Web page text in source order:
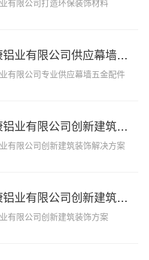
有限公司打造环保装饰材料
嘉兴吉康铝业有限公司供应幕墙五金配件
有限公司专业供应幕墙五金配件
嘉兴吉康铝业有限公司创新建筑装饰解决方案
有限公司创新建筑装饰解决方案
嘉兴吉康铝业有限公司创新建筑装饰方案
有限公司创新建筑装饰方案